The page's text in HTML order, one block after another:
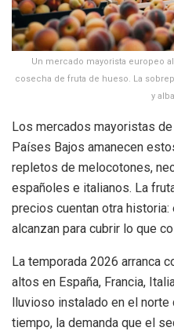
Un mercado mayorista europeo
cosecha de fruta de hueso. La
y
Los mercados mayoristas
Países Bajos amanecen
repletos de melocotones,
españoles e italianos. La
precios cuentan otra
alcanzan para cubrir lo que
La temporada 2026 arranca
altos en España, Francia,
lluvioso instalado en el norte
tiempo, la demanda que el